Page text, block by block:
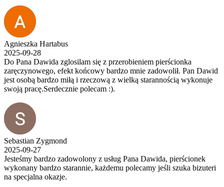
Agnieszka Hartabus
2025-09-28
Do Pana Dawida zglosilam się z przerobieniem pierścionka
zaręczynowego, efekt końcowy bardzo mnie zadowolił. Pan Dawid
jest osobą bardzo miłą i rzeczową z wielką starannością wykonuje
swoją pracę.Serdecznie polecam :).
Sebastian Zygmond
2025-09-27
Jesteśmy bardzo zadowolony z usług Pana Dawida, pierścionek
wykonany bardzo starannie, każdemu polecamy jeśli szuka bizuteri
na specjalna okazje.